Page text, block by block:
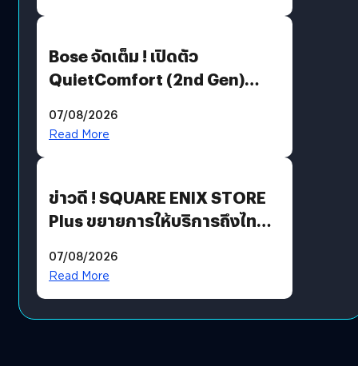
Bose จัดเต็ม ! เปิดตัว
QuietComfort (2nd Gen)
07/08/2026
Read More
ข่าวดี ! SQUARE ENIX STORE
Plus ขยายการให้บริการถึงไทย
โดยตรง
07/08/2026
Read More